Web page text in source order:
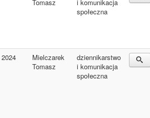
Tomasz
i komunikacja
społeczna
2024
Mielczarek
Tomasz
dziennikarstwo
i komunikacja
społeczna